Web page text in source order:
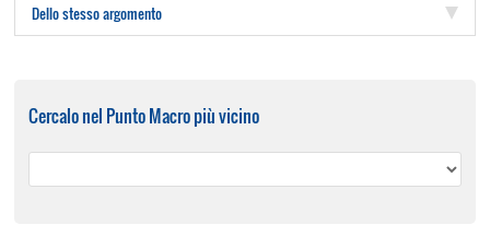
Dello stesso argomento
Cercalo nel Punto Macro più vicino